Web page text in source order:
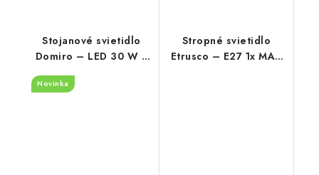
Stojanové svietidlo
Domiro – LED 30 W +
E27 – 3000 K
Novinka
Stropné svietidlo
Etrusco – E27 1x MAX